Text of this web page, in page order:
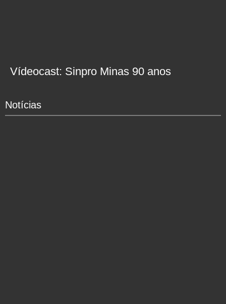
Vídeocast: Sinpro Minas 90 anos
Notícias